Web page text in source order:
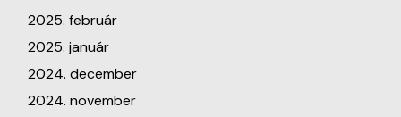
2025. február
2025. január
2024. december
2024. november